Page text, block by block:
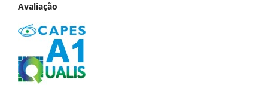
Avaliação